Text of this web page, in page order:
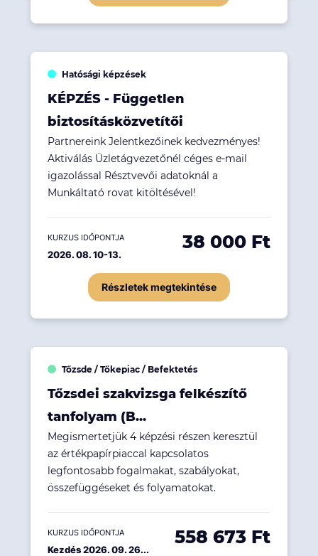
Hatósági képzések
KÉPZÉS - Független
biztosításközvetítői
Partnereink Jelentkezőinek kedvezményes!
Aktiválás Üzletágvezetőnél céges e-mail
igazolással Résztvevői adatoknál a
Munkáltató rovat kitöltésével!
KURZUS IDŐPONTJA
2026. 08. 10-13.
38 000 Ft
Részletek megtekintése
Tőzsde / Tőkepiac / Befektetés
Tőzsdei szakvizsga felkészítő
tanfolyam (B...
Megismertetjük 4 képzési részen keresztül
az értékpapírpiaccal kapcsolatos
legfontosabb fogalmakat, szabályokat,
összefüggéseket és folyamatokat.
KURZUS IDŐPONTJA
Kezdés 2026. 09. 26...
558 673 Ft